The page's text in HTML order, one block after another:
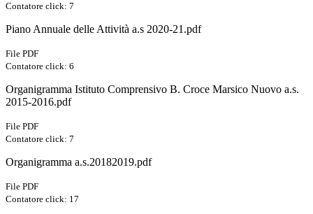
Contatore click: 7
Piano Annuale delle Attività a.s 2020-21.pdf
File PDF
Contatore click: 6
Organigramma Istituto Comprensivo B. Croce Marsico Nuovo a.s.
2015-2016.pdf
File PDF
Contatore click: 7
Organigramma a.s.20182019.pdf
File PDF
Contatore click: 17